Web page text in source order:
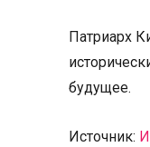
Патриарх
будущее.
Источник: